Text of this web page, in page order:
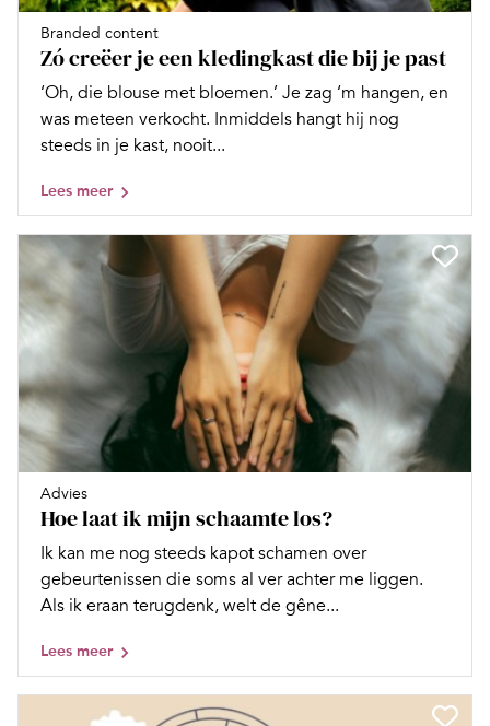
Branded content
Zó creëer je een kledingkast die bij je past
‘Oh, die blouse met bloemen.’ Je zag ‘m hangen, en
was meteen verkocht. Inmiddels hangt hij nog
steeds in je kast, nooit...
Lees meer
Advies
Hoe laat ik mijn schaamte los?
Ik kan me nog steeds kapot schamen over
gebeurtenissen die soms al ver achter me liggen.
Als ik eraan terugdenk, welt de gêne...
Lees meer